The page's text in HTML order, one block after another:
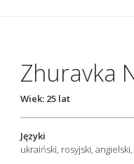
Zhuravka
Wiek: 25 lat
Języki
ukraiński, rosyjski,